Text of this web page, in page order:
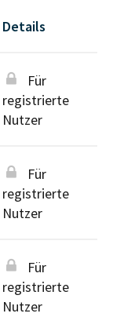
Details
Für
registrierte
Nutzer
Für
registrierte
Nutzer
Für
registrierte
Nutzer